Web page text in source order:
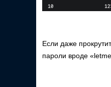
Если даже
пароли вроде